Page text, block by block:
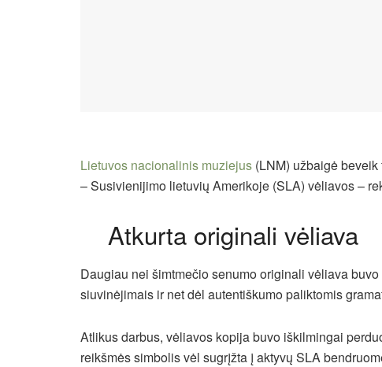
Lietuvos nacionalinis muziejus (LNM) užbaigė
– Susivienijimo lietuvių Amerikoje (SLA) vėliavos –
Atkurta originali vėliava
Daugiau nei šimtmečio senumo originali vėliava
siuvinėjimais ir net dėl autentiškumo paliktomis
Atlikus darbus, vėliavos kopija buvo iškilmingai
reikšmės simbolis vėl sugrįžta į aktyvų SLA